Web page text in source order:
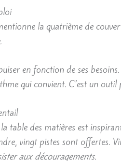
la quatrième de
en fonction de ses
qui convient. C’est un
table des matières est
vingt pistes sont offertes.
aux découragements.